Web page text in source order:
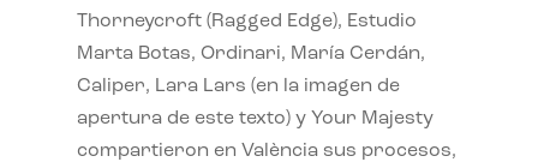
Thorneycroft (Ragged Edge), Estudio
Marta Botas, Ordinari, María Cerdán,
Caliper, Lara Lars (en la imagen de
apertura de este texto) y Your Majesty
compartieron en València sus procesos,